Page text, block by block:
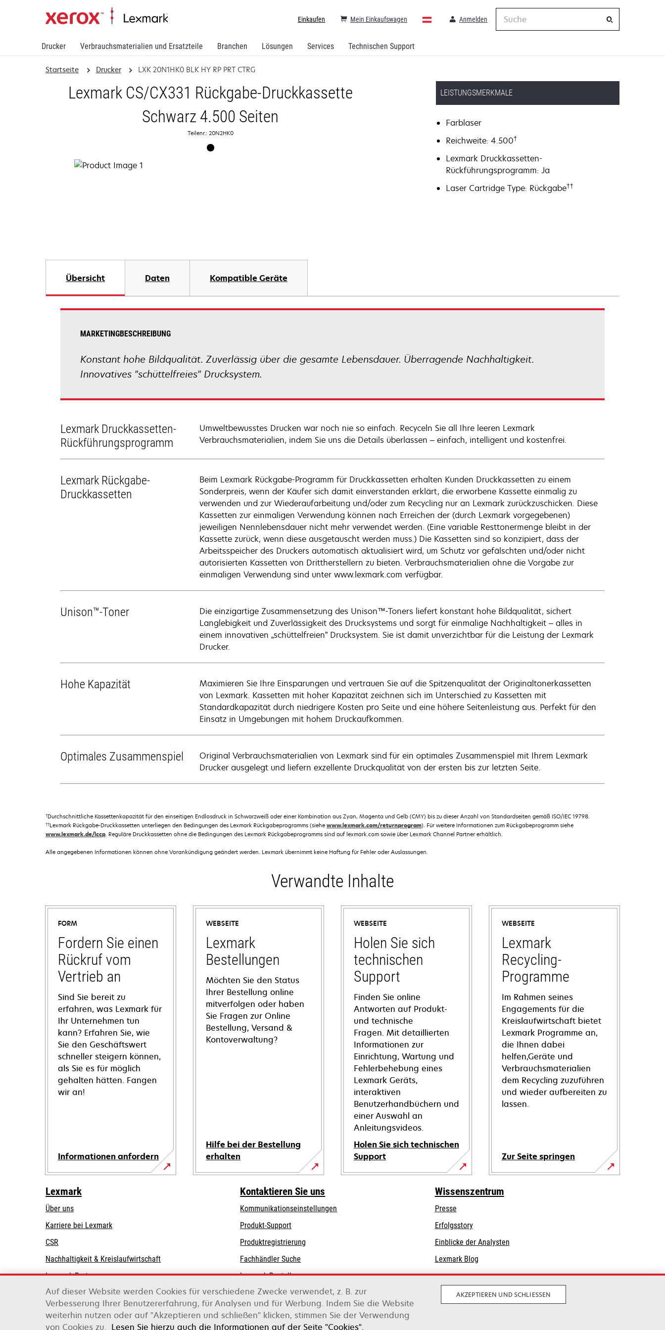
Drucker Verbrauchsmaterialien und Ersatzteile Branchen Lösungen Services Technischen Support
Einkaufen Anmelden
Mein Einkaufswagen
Suche
Startseite Drucker LXK 20N1HK0 BLK HY RP PRT CTRG
Lexmark CS/CX331 Rückgabe-Druckkassette
Schwarz 4.500 Seiten
Teilenr.: 20N2HK0
LEISTUNGSMERKMALE
Farblaser
Reichweite: 4.500†
Lexmark Druckkassetten-
Rückführungsprogramm: Ja
Laser Cartridge Type: Rückgabe††
Übersicht Daten Kompatible Geräte
MARKETINGBESCHREIBUNG
Konstant hohe Bildqualität. Zuverlässig über die gesamte Lebensdauer. Überragende Nachhaltigkeit.
Innovatives "schüttelfreies" Drucksystem.
Lexmark Druckkassetten-
Rückführungsprogramm
Umweltbewusstes Drucken war noch nie so einfach. Recyceln Sie all Ihre leeren Lexmark
Verbrauchsmaterialien, indem Sie uns die Details überlassen – einfach, intelligent und kostenfrei.
Lexmark Rückgabe-
Druckkassetten
Beim Lexmark Rückgabe-Programm für Druckkassetten erhalten Kunden Druckkassetten zu einem
Sonderpreis, wenn der Käufer sich damit einverstanden erklärt, die erworbene Kassette einmalig zu
verwenden und zur Wiederaufarbeitung und/oder zum Recycling nur an Lexmark zurückzuschicken. Diese
Kassetten zur einmaligen Verwendung können nach Erreichen der (durch Lexmark vorgegebenen)
jeweiligen Nennlebensdauer nicht mehr verwendet werden. (Eine variable Resttonermenge bleibt in der
Kassette zurück, wenn diese ausgetauscht werden muss.) Die Kassetten sind so konzipiert, dass der
Arbeitsspeicher des Druckers automatisch aktualisiert wird, um Schutz vor gefälschten und/oder nicht
autorisierten Kassetten von Drittherstellern zu bieten. Verbrauchsmaterialien ohne die Vorgabe zur
einmaligen Verwendung sind unter www.lexmark.com verfügbar.
Unison™-Toner
Die einzigartige Zusammensetzung des Unison™-Toners liefert konstant hohe Bildqualität, sichert
Langlebigkeit und Zuverlässigkeit des Drucksystems und sorgt für einmalige Nachhaltigkeit – alles in
einem innovativen „schüttelfreien” Drucksystem. Sie ist damit unverzichtbar für die Leistung der Lexmark
Drucker.
Hohe Kapazität
Maximieren Sie Ihre Einsparungen und vertrauen Sie auf die Spitzenqualität der Originaltonerkassetten
von Lexmark. Kassetten mit hoher Kapazität zeichnen sich im Unterschied zu Kassetten mit
Standardkapazität durch niedrigere Kosten pro Seite und eine höhere Seitenleistung aus. Perfekt für den
Einsatz in Umgebungen mit hohem Druckaufkommen.
Optimales Zusammenspiel
Original Verbrauchsmaterialien von Lexmark sind für ein optimales Zusammenspiel mit Ihrem Lexmark
Drucker ausgelegt und liefern exzellente Druckqualität von der ersten bis zur letzten Seite.
†Durchschnittliche Kassettenkapazität für den einseitigen Endlosdruck in Schwarzweiß oder einer Kombination aus Zyan, Magenta und Gelb (CMY) bis zu dieser Anzahl von Standardseiten gemäß ISO/IEC 19798.
††Lexmark Rückgabe-Druckkassetten unterliegen den Bedingungen des Lexmark Rückgabeprogramms (siehe www.lexmark.com/returnprogram). Für weitere Informationen zum Rückgabeprogramm siehe
www.lexmark.de/lccp. Reguläre Druckkassetten ohne die Bedingungen des Lexmark Rückgabeprogramms sind auf lexmark.com sowie über Lexmark Channel Partner erhältlich.
Alle angegebenen Informationen können ohne Vorankündigung geändert werden. Lexmark übernimmt keine Haftung für Fehler oder Auslassungen.
Verwandte Inhalte
FORM
Fordern Sie einen
Rückruf vom
Vertrieb an
Sind Sie bereit zu
erfahren, was Lexmark für
Ihr Unternehmen tun
kann? Erfahren Sie, wie
Sie den Geschäftswert
schneller steigern können,
als Sie es für möglich
gehalten hätten. Fangen
wir an!
Informationen anfordern
WEBSEITE
Lexmark
Bestellungen
Möchten Sie den Status
Ihrer Bestellung online
mitverfolgen oder haben
Sie Fragen zur Online
Bestellung, Versand &
Kontoverwaltung?
Hilfe bei der Bestellung
erhalten
WEBSEITE
Holen Sie sich
technischen
Support
Finden Sie online
Antworten auf Produkt-
und technische
Fragen. Mit detaillierten
Informationen zur
Einrichtung, Wartung und
Fehlerbehebung eines
Lexmark Geräts,
interaktiven
Benutzerhandbüchern und
einer Auswahl an
Anleitungsvideos.
Holen Sie sich technischen
Support
wird
WEBSEITE
Lexmark
Recycling-
Programme
Im Rahmen seines
Engagements für die
Kreislaufwirtschaft bietet
Lexmark Programme an,
die Ihnen dabei
helfen,Geräte und
Verbrauchsmaterialien
dem Recycling zuzuführen
und wieder aufbereiten zu
lassen.
Zur Seite springen
Lexmark
Über uns
Karriere bei Lexmark
CSR
Nachhaltigkeit & Kreislaufwirtschaft
Lexmark-Partner
Kontaktieren Sie uns
Kommunikationseinstellungen
wird
in
einer
neuen
Registerkarte
Produkt-Supportwird
einer
neuen
Registerkarte
Produktregistrierung
Fachhändler Suche
Lexmark Bestellungen
Lexmark Distributoren
Wissenszentrum
Presse
Erfolgsstory
Einblicke der Analysten
Lexmark Blog
Lexmark International, Inc., ein Unternehmen von Xerox
Auf dieser Website werden Cookies für verschiedene Zwecke verwendet, z. B. zur
Verbesserung Ihrer Benutzererfahrung, für Analysen und für Werbung. Indem Sie die Website
weiterhin nutzen oder auf "Akzeptieren und schließen" klicken, stimmen Sie der Verwendung
von Cookies zu. Lesen Sie hierzu auch die Informationen auf der Seite "Cookies".
AKZEPTIEREN UND SCHLIESSEN